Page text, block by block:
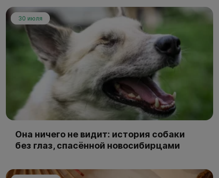
30 июля
Она ничего не видит: история собаки
без глаз, спасённой новосибирцами